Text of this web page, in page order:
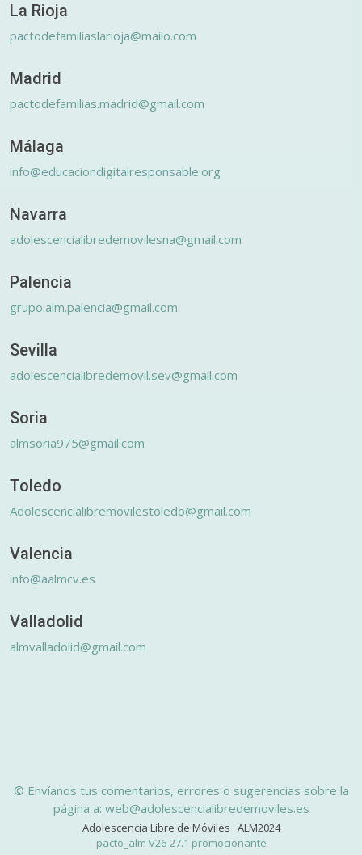
La Rioja
pactodefamiliaslarioja@mailo.com
Madrid
pactodefamilias.madrid@gmail.com
Málaga
info@educaciondigitalresponsable.org
Navarra
adolescencialibredemovilesna@gmail.com
Palencia
grupo.alm.palencia@gmail.com
Sevilla
adolescencialibredemovil.sev@gmail.com
Soria
almsoria975@gmail.com
Toledo
Adolescencialibremovilestoledo@gmail.com
Valencia
info@aalmcv.es
Valladolid
almvalladolid@gmail.com
© Envíanos tus comentarios, errores o sugerencias sobre la
página a: web@adolescencialibredemoviles.es
Adolescencia Libre de Móviles · ALM2024
pacto_alm V26-27.1 promocionante